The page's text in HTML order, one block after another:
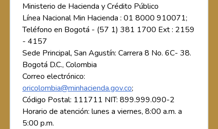
Ministerio de Hacienda y Crédito Público
Línea Nacional Min Hacienda : 01 8000 910071;
Teléfono en Bogotá - (57 1) 381 1700 Ext : 2159
- 4157
Sede Principal, San Agustín: Carrera 8 No. 6C- 38.
Bogotá D.C., Colombia
Correo electrónico:
oricolombia@minhacienda.gov.co;
Código Postal: 111711 NIT: 899.999.090-2
Horario de atención: lunes a viernes, 8:00 a.m. a
5:00 p.m.